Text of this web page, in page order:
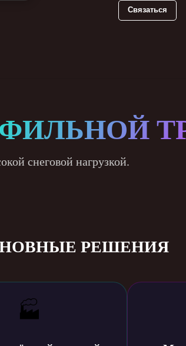
Связаться
снеговой нагрузкой.
РЕШЕНИЯ
🏭